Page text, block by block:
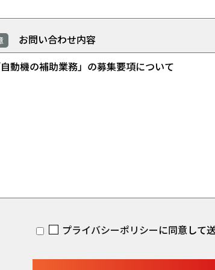
お問い合わせ内容
プライバシーポリシーに同意して